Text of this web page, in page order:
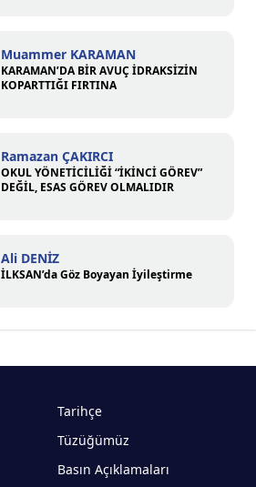
Muammer KARAMAN
KARAMAN’DA BİR AVUÇ İDRAKSİZİN
KOPARTTIĞI FIRTINA
Ramazan ÇAKIRCI
OKUL YÖNETİCİLİĞİ “İKİNCİ GÖREV”
DEĞİL, ESAS GÖREV OLMALIDIR
Ali DENİZ
İLKSAN’da Göz Boyayan İyileştirme
Tarihçe
Tüzüğümüz
Basın Açıklamaları